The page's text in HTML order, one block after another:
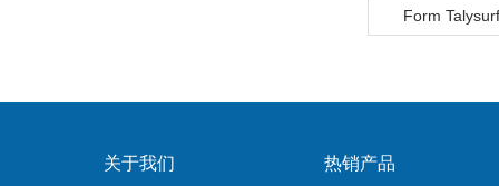
Form
关于我们 热销产品